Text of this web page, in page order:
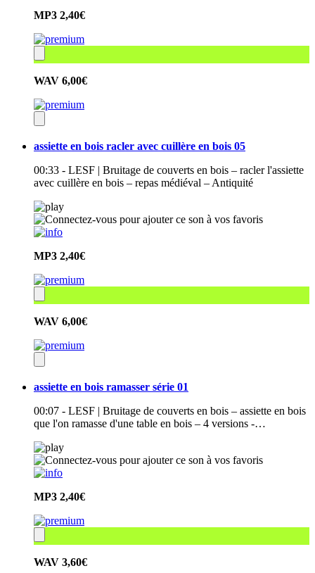
MP3 2,40€
WAV 6,00€
assiette en bois racler avec cuillère en bois 05
00:33 - LESF | Bruitage de couverts en bois – racler l'assiette
avec cuillère en bois – repas médiéval – Antiquité
MP3 2,40€
WAV 6,00€
assiette en bois ramasser série 01
00:07 - LESF | Bruitage de couverts en bois – assiette en bois
que l'on ramasse d'une table en bois – 4 versions -…
MP3 2,40€
WAV 3,60€